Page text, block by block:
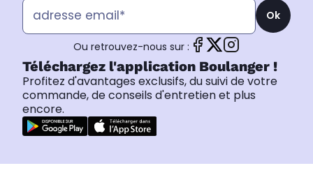
Ok
Ou retrouvez-nous sur :
Téléchargez l'application Boulanger !
Profitez d'avantages exclusifs, du suivi de votre
commande, de conseils d'entretien et plus
encore.